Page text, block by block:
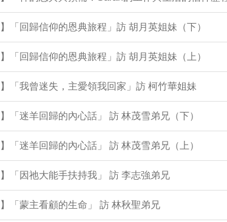
「回歸信仰的恩典旅程」訪 胡月英姐妹（下）
「回歸信仰的恩典旅程」訪 胡月英姐妹（上）
「我曾迷失，主愛領我回家」訪 柯竹華姐妹
「迷羊回歸的內心話」 訪 林茂雪弟兄（下）
「迷羊回歸的內心話」 訪 林茂雪弟兄（上）
「因祂大能手扶持我」 訪 李志強弟兄
「蒙主看顧的生命」 訪 林秋聖弟兄